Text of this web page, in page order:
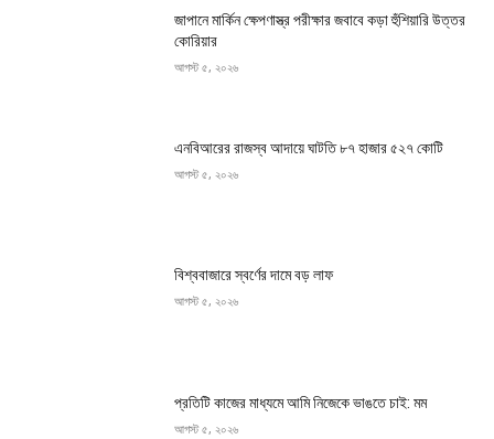
জাপানে মার্কিন ক্ষেপণাস্ত্র পরীক্ষার জবাবে কড়া হুঁশিয়ারি উত্তর
কোরিয়ার
আগস্ট ৫, ২০২৬
এনবিআরের রাজস্ব আদায়ে ঘাটতি ৮৭ হাজার ৫২৭ কোটি
আগস্ট ৫, ২০২৬
বিশ্ববাজারে স্বর্ণের দামে বড় লাফ
আগস্ট ৫, ২০২৬
প্রতিটি কাজের মাধ্যমে আমি নিজেকে ভাঙতে চাই: মম
আগস্ট ৫, ২০২৬